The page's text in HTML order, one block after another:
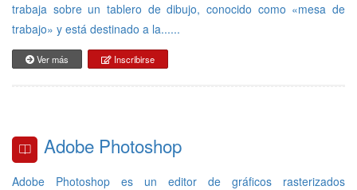
trabaja sobre un tablero de dibujo, conocido como «mesa de
trabajo» y está destinado a la......
Ver más Inscribirse
Adobe Photoshop
Adobe Photoshop es un editor de gráficos rasterizados